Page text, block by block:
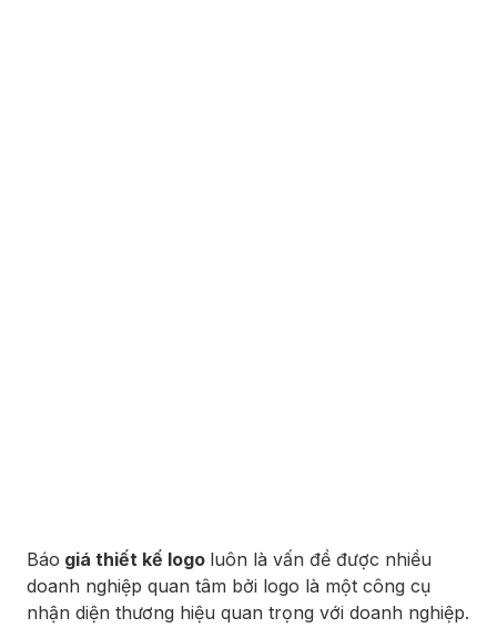
Báo giá thiết kế logo luôn là vấn đề được nhiều
doanh nghiệp quan tâm bởi logo là một công cụ
nhận diện thương hiệu quan trọng với doanh nghiệp.